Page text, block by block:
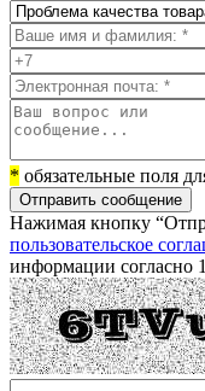
* обязательные поля
Отправить сообщение
Нажимая кнопку
пользовательское
информации согласно